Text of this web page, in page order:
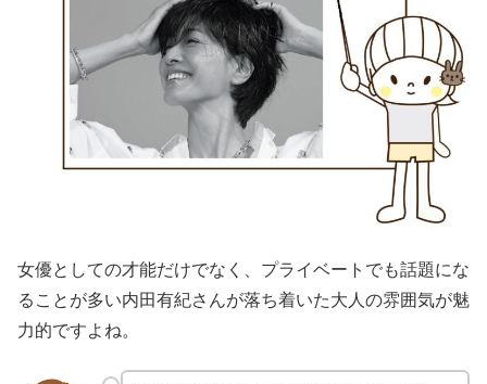
女優としての才能だけでなく、プライベートでも話題にな
ることが多い内田有紀さんが落ち着いた大人の雰囲気が魅
力的ですよね。